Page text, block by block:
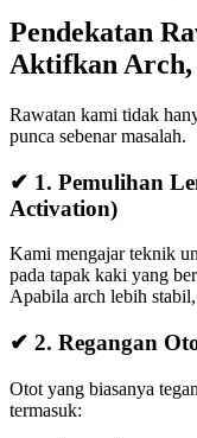
Pendekatan
Aktifkan Arch,
Rawatan kami tidak
punca sebenar masalah.
✔ 1. Pemulihan
Activation)
Kami mengajar teknik
pada tapak kaki yang
Apabila arch lebih
✔ 2. Regangan
Otot yang biasanya
termasuk: